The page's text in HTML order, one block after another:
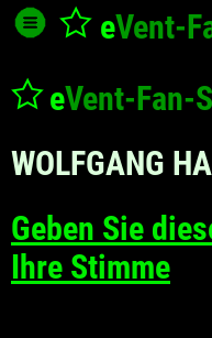
eVent-
eVent-Fan-
WOLFGANG
Geben Sie
Ihre Stimme